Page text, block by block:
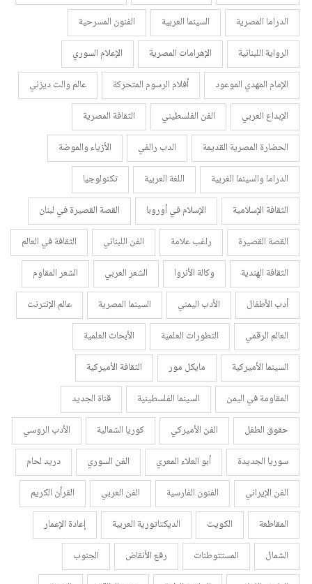
الدراما المصرية
السينما العربية
الفنون المسرحية
الرواية اللبنانية
الإهرامات المصرية
الإعلام السوري
الإمام المهدي الموعود
أفلام الرسوم المتحركة
عالم والت ديزني
الإبداع العربي
الفن الفلسطيني
الثقافة المصرية
الحضارة المصرية القديمة
الدب رالفي
الأزياء والموضة
الدراما والسينما الغربية
اللغة العربية
تكنولوجيا
الثقافة الإسلامية
الإسلام في أوروبا
القصة القصيرة في لبنان
القصة القصيرة
راغب علامة الفن اللبناني
الثقافة في العالم
الثقافة الهندية
وكالة الأنروا الشعر العربي
الشعر المقاوم
أدب الأطفال
الأدب اليمني السينما المصرية
عالم الإنترنت
العالم الرقمي
التطورات العلمية
الأبحاث العلمية
السينما الأميركية
مايكل مور
الثقافة الأميركية
المقاومة في اليمن
السينما الفلسطينية
قناة الجديد
حقوق الطفل
الفن الأميركي كوريا الشمالية
الأدب الروسي
سوريا الجديدة
أبو العلاء المعري الفن السوري
دريد لحام
الفن الإيراني
الفنون الفارسية الفن العربي
القرأن الكريم
المقاطعة
الكويت الديكتاتورية العربية
إعادة الإعمار
الشمال
المستتوطنات رفع الأنقاض
الجنوب